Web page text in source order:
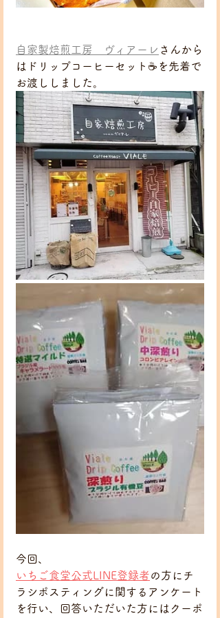
自家製焙煎工房　ヴィアーレ さんから
はドリップコーヒーセット☕を先着で
お渡ししました。
今回、
いちご食堂公式LINE登録者の方にチ
ラシポスティングに関するアンケート
を行い、回答いただいた方にはクーポ